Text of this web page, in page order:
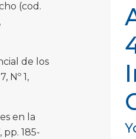
(cod.
de los
Nº 1,
en la
185-